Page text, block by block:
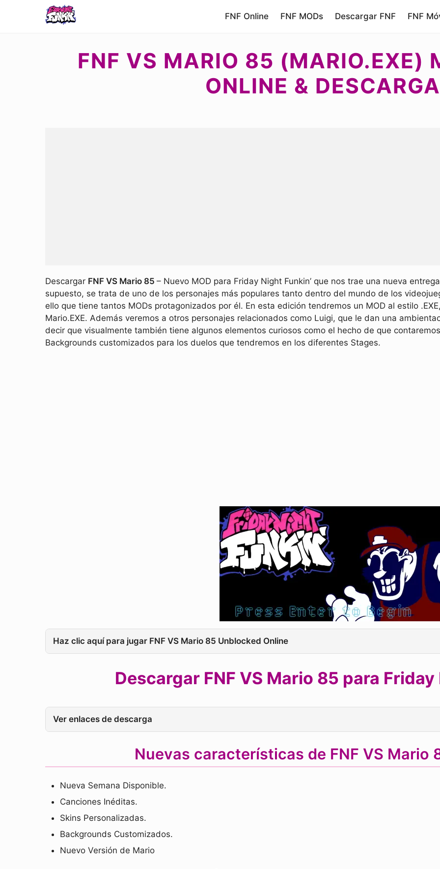
FNF Online FNF MODs Descargar FNF FNF
FNF VS MARIO 85 (MARIO.EXE)
ONLINE &
Descargar FNF VS Mario 85 – Nuevo MOD para Friday Night Funkin’ que nos trae una nueva
supuesto, se trata de uno de los personajes más populares tanto dentro del mundo de los
ello que tiene tantos MODs protagonizados por él. En esta edición tendremos un MOD al estilo
Mario.EXE. Además veremos a otros personajes relacionados como Luigi, que le dan una
decir que visualmente también tiene algunos elementos curiosos como el hecho de que
Backgrounds customizados para los duelos que tendremos en los diferentes Stages.
Haz clic aquí para jugar FNF VS Mario 85 Unblocked Online
Descargar FNF VS Mario 85 para Friday
Ver enlaces de descarga
Nuevas características de FNF VS Mario
Nueva Semana Disponible.
Canciones Inéditas.
Skins Personalizadas.
Backgrounds Customizados.
Nuevo Versión de Mario